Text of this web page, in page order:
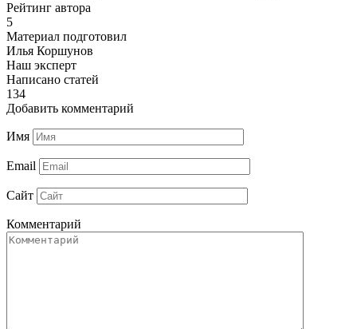
Рейтинг автора
5
Материал подготовил
Илья Коршунов
Наш эксперт
Написано статей
134
Добавить комментарий
Имя
Email
Сайт
Комментарий